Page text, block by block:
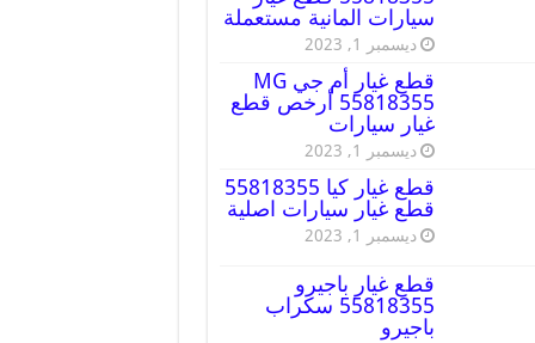
سيارات المانية مستعملة
ديسمبر 1, 2023
قطع غيار أم جي MG
55818355 أرخص قطع
غيار سيارات
ديسمبر 1, 2023
قطع غيار كيا 55818355
قطع غيار سيارات اصلية
ديسمبر 1, 2023
قطع غيار باجيرو
55818355 سكراب
باجيرو